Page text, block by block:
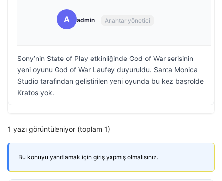
A admin Anahtar yönetici
Sony’nin State of Play etkinliğinde God of War serisinin
yeni oyunu God of War Laufey duyuruldu. Santa Monica
Studio tarafından geliştirilen yeni oyunda bu kez başrolde
Kratos yok.
1 yazı görüntüleniyor (toplam 1)
Bu konuyu yanıtlamak için giriş yapmış olmalısınız.